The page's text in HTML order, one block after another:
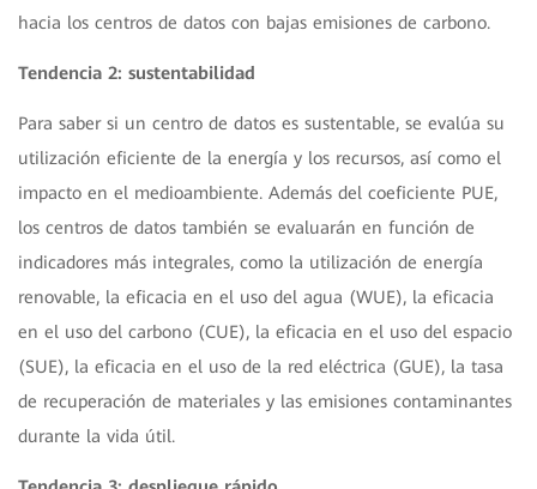
hacia los centros de datos con bajas emisiones de carbono.
Tendencia 2: sustentabilidad
Para saber si un centro de datos es sustentable, se evalúa su
utilización eficiente de la energía y los recursos, así como el
impacto en el medioambiente. Además del coeficiente PUE,
los centros de datos también se evaluarán en función de
indicadores más integrales, como la utilización de energía
renovable, la eficacia en el uso del agua (WUE), la eficacia
en el uso del carbono (CUE), la eficacia en el uso del espacio
(SUE), la eficacia en el uso de la red eléctrica (GUE), la tasa
de recuperación de materiales y las emisiones contaminantes
durante la vida útil.